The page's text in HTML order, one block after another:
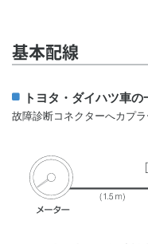
基本配線
トヨタ・ダイハツ車の
故障診断コネクターへカプラ